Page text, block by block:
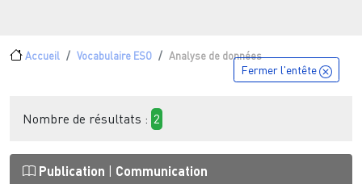
Fil d'Ariane
Accueil Vocabulaire ESO Analyse de données
Fermer l'entête
Nombre de résultats : 2
Publication Communication